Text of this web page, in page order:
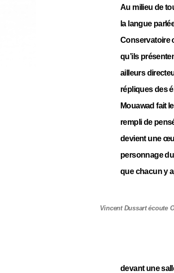
Au milieu de
la langue
Conservatoire
qu’ils
ailleurs
répliques des
Mouawad fait
rempli de
devient une
personnage
que chacun y
Vincent Dussart écoute
devant une